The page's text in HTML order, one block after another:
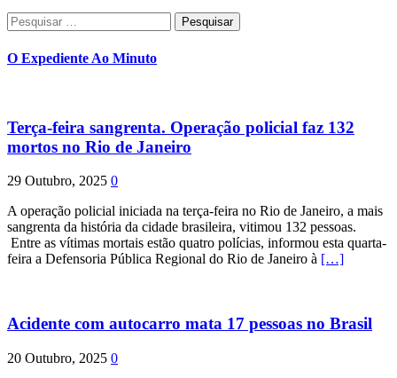
Pesquisar
por:
O Expediente Ao Minuto
Terça-feira sangrenta. Operação policial faz 132
mortos no Rio de Janeiro
29 Outubro, 2025 0
A operação policial iniciada na terça-feira no Rio de Janeiro, a mais
sangrenta da história da cidade brasileira, vitimou 132 pessoas.
Entre as vítimas mortais estão quatro polícias, informou esta quarta-
feira a Defensoria Pública Regional do Rio de Janeiro à […]
Acidente com autocarro mata 17 pessoas no Brasil
20 Outubro, 2025 0